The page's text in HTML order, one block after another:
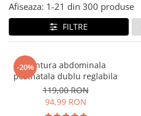
Afiseaza: 1-21 din 300 produse
FILTRE
-20%Centura abdominala
postnatala dublu reglabila
119,00 RON
94,99 RON